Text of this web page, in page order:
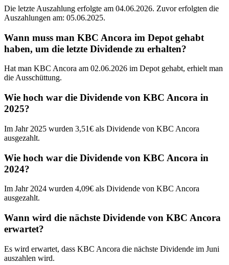
Die letzte Auszahlung erfolgte am 04.06.2026. Zuvor erfolgten die
Auszahlungen am: 05.06.2025.
Wann muss man KBC Ancora im Depot gehabt
haben, um die letzte Dividende zu erhalten?
Hat man KBC Ancora am 02.06.2026 im Depot gehabt, erhielt man
die Ausschüttung.
Wie hoch war die Dividende von KBC Ancora in
2025?
Im Jahr 2025 wurden 3,51€ als Dividende von KBC Ancora
ausgezahlt.
Wie hoch war die Dividende von KBC Ancora in
2024?
Im Jahr 2024 wurden 4,09€ als Dividende von KBC Ancora
ausgezahlt.
Wann wird die nächste Dividende von KBC Ancora
erwartet?
Es wird erwartet, dass KBC Ancora die nächste Dividende im Juni
auszahlen wird.